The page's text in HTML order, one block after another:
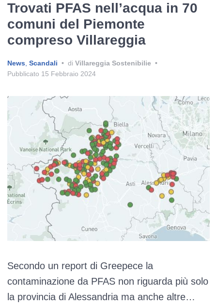
Trovati PFAS nell’acqua in 70
comuni del Piemonte
compreso Villareggia
News, Scandali • di Villareggia Sostenibilie •
Pubblicato 15 Febbraio 2024
Secondo un report di Greepece la
contaminazione da PFAS non riguarda più solo
la provincia di Alessandria ma anche altre…